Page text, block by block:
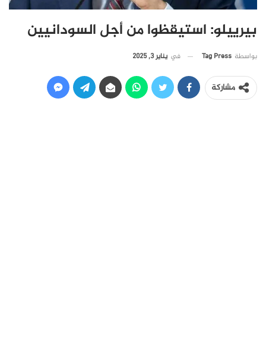
بيرييلو: استيقظوا من أجل السودانيين
بواسطة Tag Press في يناير 3, 2025
مشاركة